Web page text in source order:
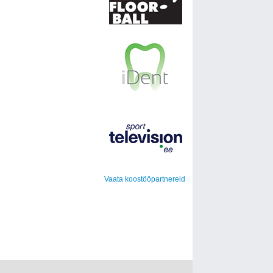
Vaata koostööpartnereid